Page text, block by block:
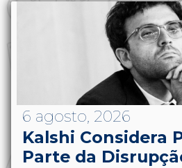
6 agosto, 2026
Kalshi Considera
Parte da